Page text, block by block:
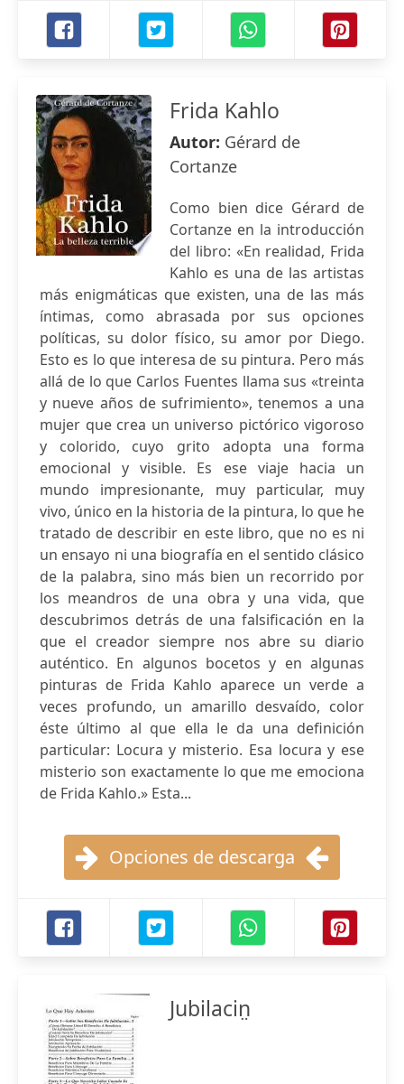
Frida Kahlo
Autor: Gérard de
Cortanze
Como bien dice Gérard de
Cortanze en la introducción
del libro: «En realidad, Frida
Kahlo es una de las artistas
más enigmáticas que existen, una de las más
íntimas, como abrasada por sus opciones
políticas, su dolor físico, su amor por Diego.
Esto es lo que interesa de su pintura. Pero más
allá de lo que Carlos Fuentes llama sus «treinta
y nueve años de sufrimiento», tenemos a una
mujer que crea un universo pictórico vigoroso
y colorido, cuyo grito adopta una forma
emocional y visible. Es ese viaje hacia un
mundo impresionante, muy particular, muy
vivo, único en la historia de la pintura, lo que he
tratado de describir en este libro, que no es ni
un ensayo ni una biografía en el sentido clásico
de la palabra, sino más bien un recorrido por
los meandros de una obra y una vida, que
descubrimos detrás de una falsificación en la
que el creador siempre nos abre su diario
auténtico. En algunos bocetos y en algunas
pinturas de Frida Kahlo aparece un verde a
veces profundo, un amarillo desvaído, color
éste último al que ella le da una definición
particular: Locura y misterio. Esa locura y ese
misterio son exactamente lo que me emociona
de Frida Kahlo.» Esta...
Opciones de descarga
Jubilacin̤